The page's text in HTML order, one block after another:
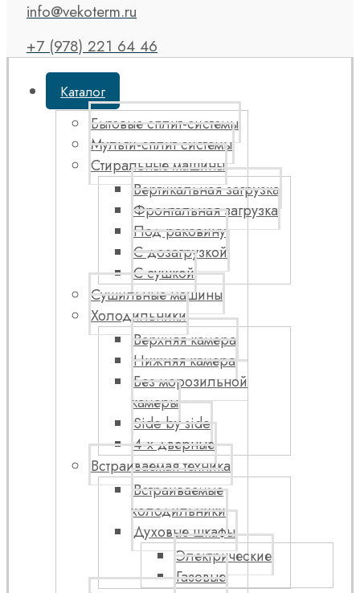
info@vekoterm.ru
+7 (978) 221 64 46
Каталог
Бытовые сплит-системы
Мульти-сплит системы
Стиральные машины
Вертикальная загрузка
Фронтальная загрузка
Под раковину
С дозагрузкой
С сушкой
Сушильные машины
Холодильники
Верхняя камера
Нижняя камера
Без морозильной
камеры
Side by side
4-х дверные
Встраиваемая техника
Встраиваемые
холодильники
Духовые шкафы
Электрические
Газовые